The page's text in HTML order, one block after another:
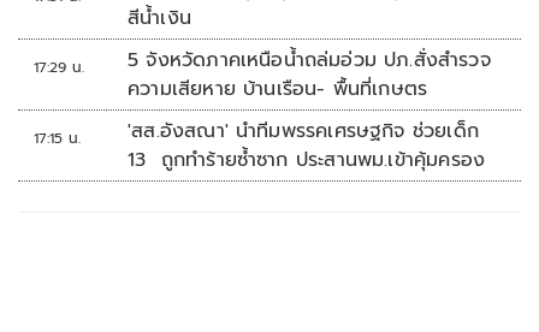
สีน้ำเงิน
17:29 น.
5 จังหวัดภาคเหนือน้ำถล่มอ่วม ปภ.สั่งสำรวจ
ความเสียหาย บ้านเรือน- พื้นที่เกษตร
17:15 น.
'สส.อังสณา' นำทีมพรรคเศรษฐกิจ ช่วยเด็ก
13 ถูกทำร้ายซ้ำซาก ประสานพม.เข้าคุ้มครอง